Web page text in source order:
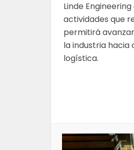
Linde
actividades que
permitirá
la industria hacia
logística.